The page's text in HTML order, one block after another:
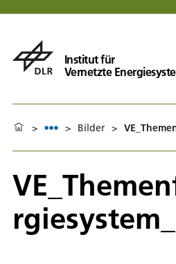
Institut für
Vernetzte
> > Bilder >